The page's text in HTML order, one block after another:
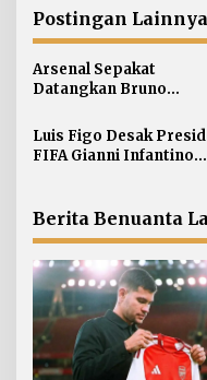
g
a
s
i
o
Postingan Lainnya
Arsenal Sepakat
Datangkan Bruno
Luis Figo Desak
FIFA Gianni Infantino
Berita Benuanta